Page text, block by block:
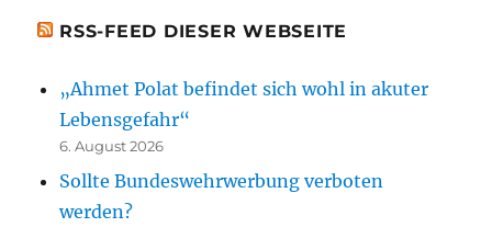
RSS-FEED DIESER WEBSEITE
„Ahmet Polat befindet sich wohl in akuter
Lebensgefahr“
6. August 2026
Sollte Bundeswehrwerbung verboten
werden?